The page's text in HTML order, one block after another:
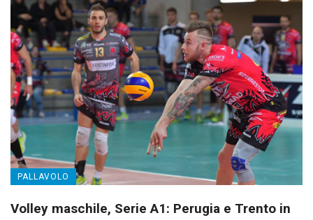
PALLAVOLO
Volley maschile, Serie A1: Perugia e Trento in